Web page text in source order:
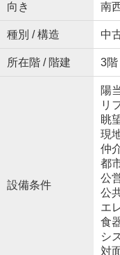
向き 南
種別 / 構造 中
所在階 / 階建 3階
設備条件
陽
リ
眺
現
仲
都
公
公
エ
食
シ
対